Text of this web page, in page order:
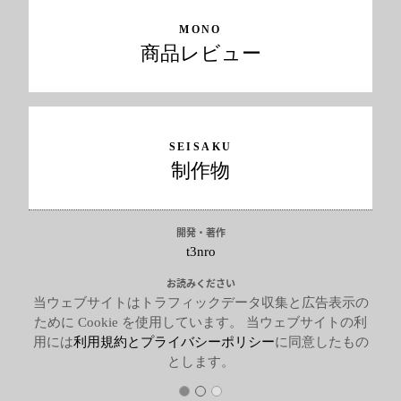
MONO
商品レビュー
SEISAKU
制作物
開発・著作
t3nro
お読みください
当ウェブサイトはトラフィックデータ収集と広告表示の
ために Cookie を使用しています。 当ウェブサイトの利
用には利用規約とプライバシーポリシーに同意したもの
とします。